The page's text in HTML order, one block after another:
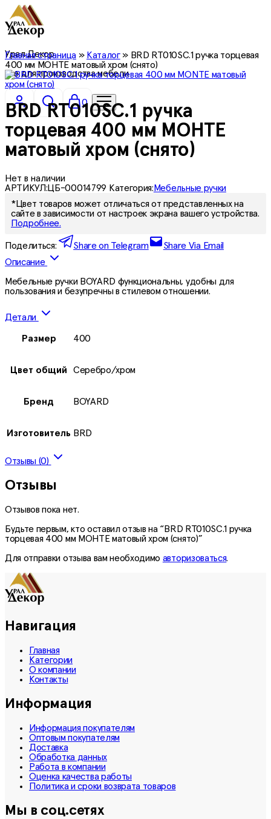
Урал Декор
все для производства мебели
0
Главная страница» Каталог» BRD RT010SC.1 ручка торцевая
400 мм МОНТЕ матовый хром (снято)
BRD RT010SC.1 ручка
торцевая 400 мм МОНТЕ
матовый хром (снято)
Нет в наличии
АРТИКУЛ:ЦБ-00014799 Категория: Мебельные ручки
*Цвет товаров может отличаться от представленных на
сайте в зависимости от настроек экрана вашего устройства.
Подробнее.
Поделиться: Share on Telegram
Share Via Email
Описание
Мебельные ручки BOYARD функциональны, удобны для
пользования и безупречны в стилевом отношении.
Детали
Размер 400
Цвет общий Серебро/хром
Бренд BOYARD
Изготовитель BRD
Отзывы (0)
Отзывы
Отзывов пока нет.
Будьте первым, кто оставил отзыв на “BRD RT010SC.1 ручка
торцевая 400 мм МОНТЕ матовый хром (снято)”
Для отправки отзыва вам необходимо авторизоваться.
Навигация
Главная
Категории
О компании
Контакты
Информация
Информация покупателям
Оптовым покупателям
Доставка
Обработка данных
Работа в компании
Оценка качества работы
Политика и сроки возврата товаров
Мы в соц.сетях